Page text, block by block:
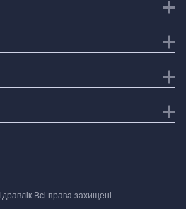
Всі права захищені